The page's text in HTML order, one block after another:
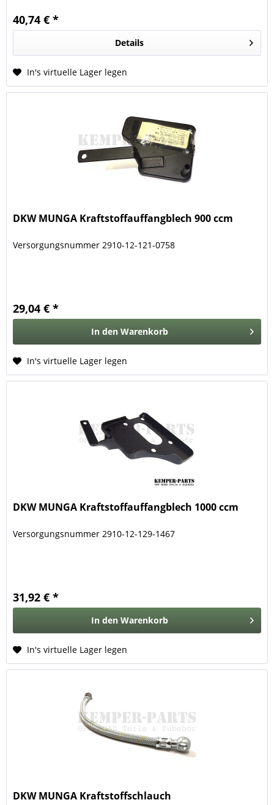
40,74 € *
Details
In's virtuelle Lager legen
DKW MUNGA Kraftstoffauffangblech 900 ccm
Versorgungsnummer 2910-12-121-0758
29,04 € *
In den Warenkorb
In's virtuelle Lager legen
DKW MUNGA Kraftstoffauffangblech 1000 ccm
Versorgungsnummer 2910-12-129-1467
31,92 € *
In den Warenkorb
In's virtuelle Lager legen
DKW MUNGA Kraftstoffschlauch